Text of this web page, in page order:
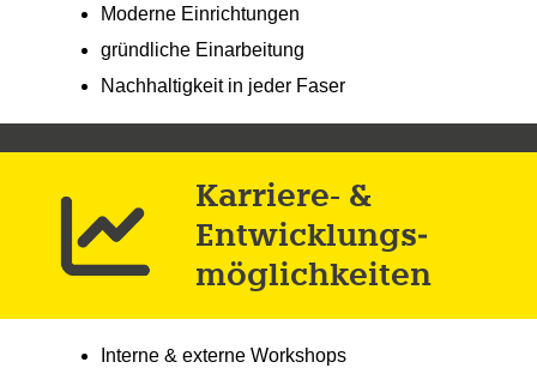
Moderne Einrichtungen
gründliche Einarbeitung
Nachhaltigkeit in jeder Faser
Karriere- &
Entwicklungs­
möglich­keiten
Interne & externe Workshops